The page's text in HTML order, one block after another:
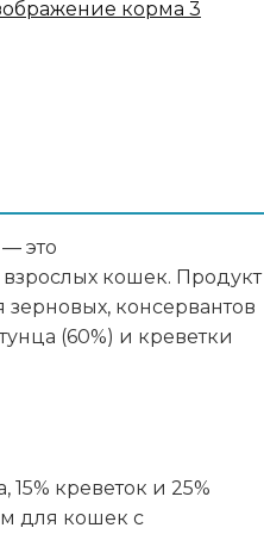
это
кошек. Продукт
консервантов
(60%) и креветки
креветок и 25%
для кошек с